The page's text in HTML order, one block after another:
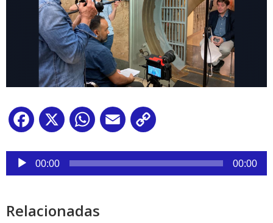
Facebook
X WhatsApp
Email
Reproductor
audio
00:00 00:00
Relacionadas